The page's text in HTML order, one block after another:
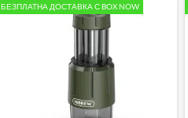
БЕЗПЛАТНА ДОСТАВКА С BOX NOW